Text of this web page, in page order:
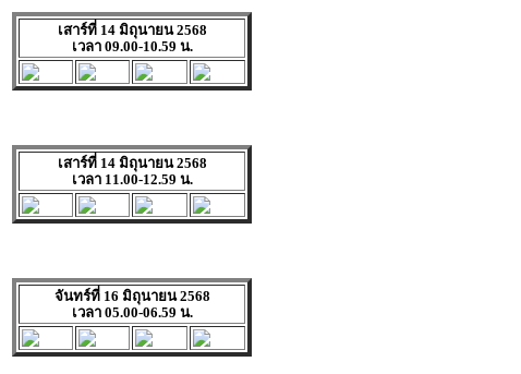
เสาร์ที่ 14 มิถุนายน 2568
เวลา 09.00-10.59 น.
เสาร์ที่ 14 มิถุนายน 2568
เวลา 11.00-12.59 น.
จันทร์ที่ 16 มิถุนายน 2568
เวลา 05.00-06.59 น.